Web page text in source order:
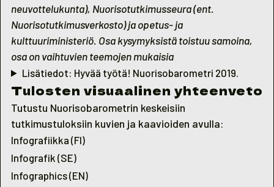
neuvottelukunta), Nuorisotutkimusseura (ent.
Nuorisotutkimusverkosto) ja opetus- ja
kulttuuriministeriö. Osa kysymyksistä toistuu samoina,
osa on vaihtuvien teemojen mukaisia
Lisätiedot: Hyvää työtä! Nuorisobarometri 2019.
Tulosten visuaalinen yhteenveto
Tutustu Nuorisobarometrin keskeisiin
tutkimustuloksiin kuvien ja kaavioiden avulla:
Infografiikka (FI)
Infografik (SE)
Infographics (EN)